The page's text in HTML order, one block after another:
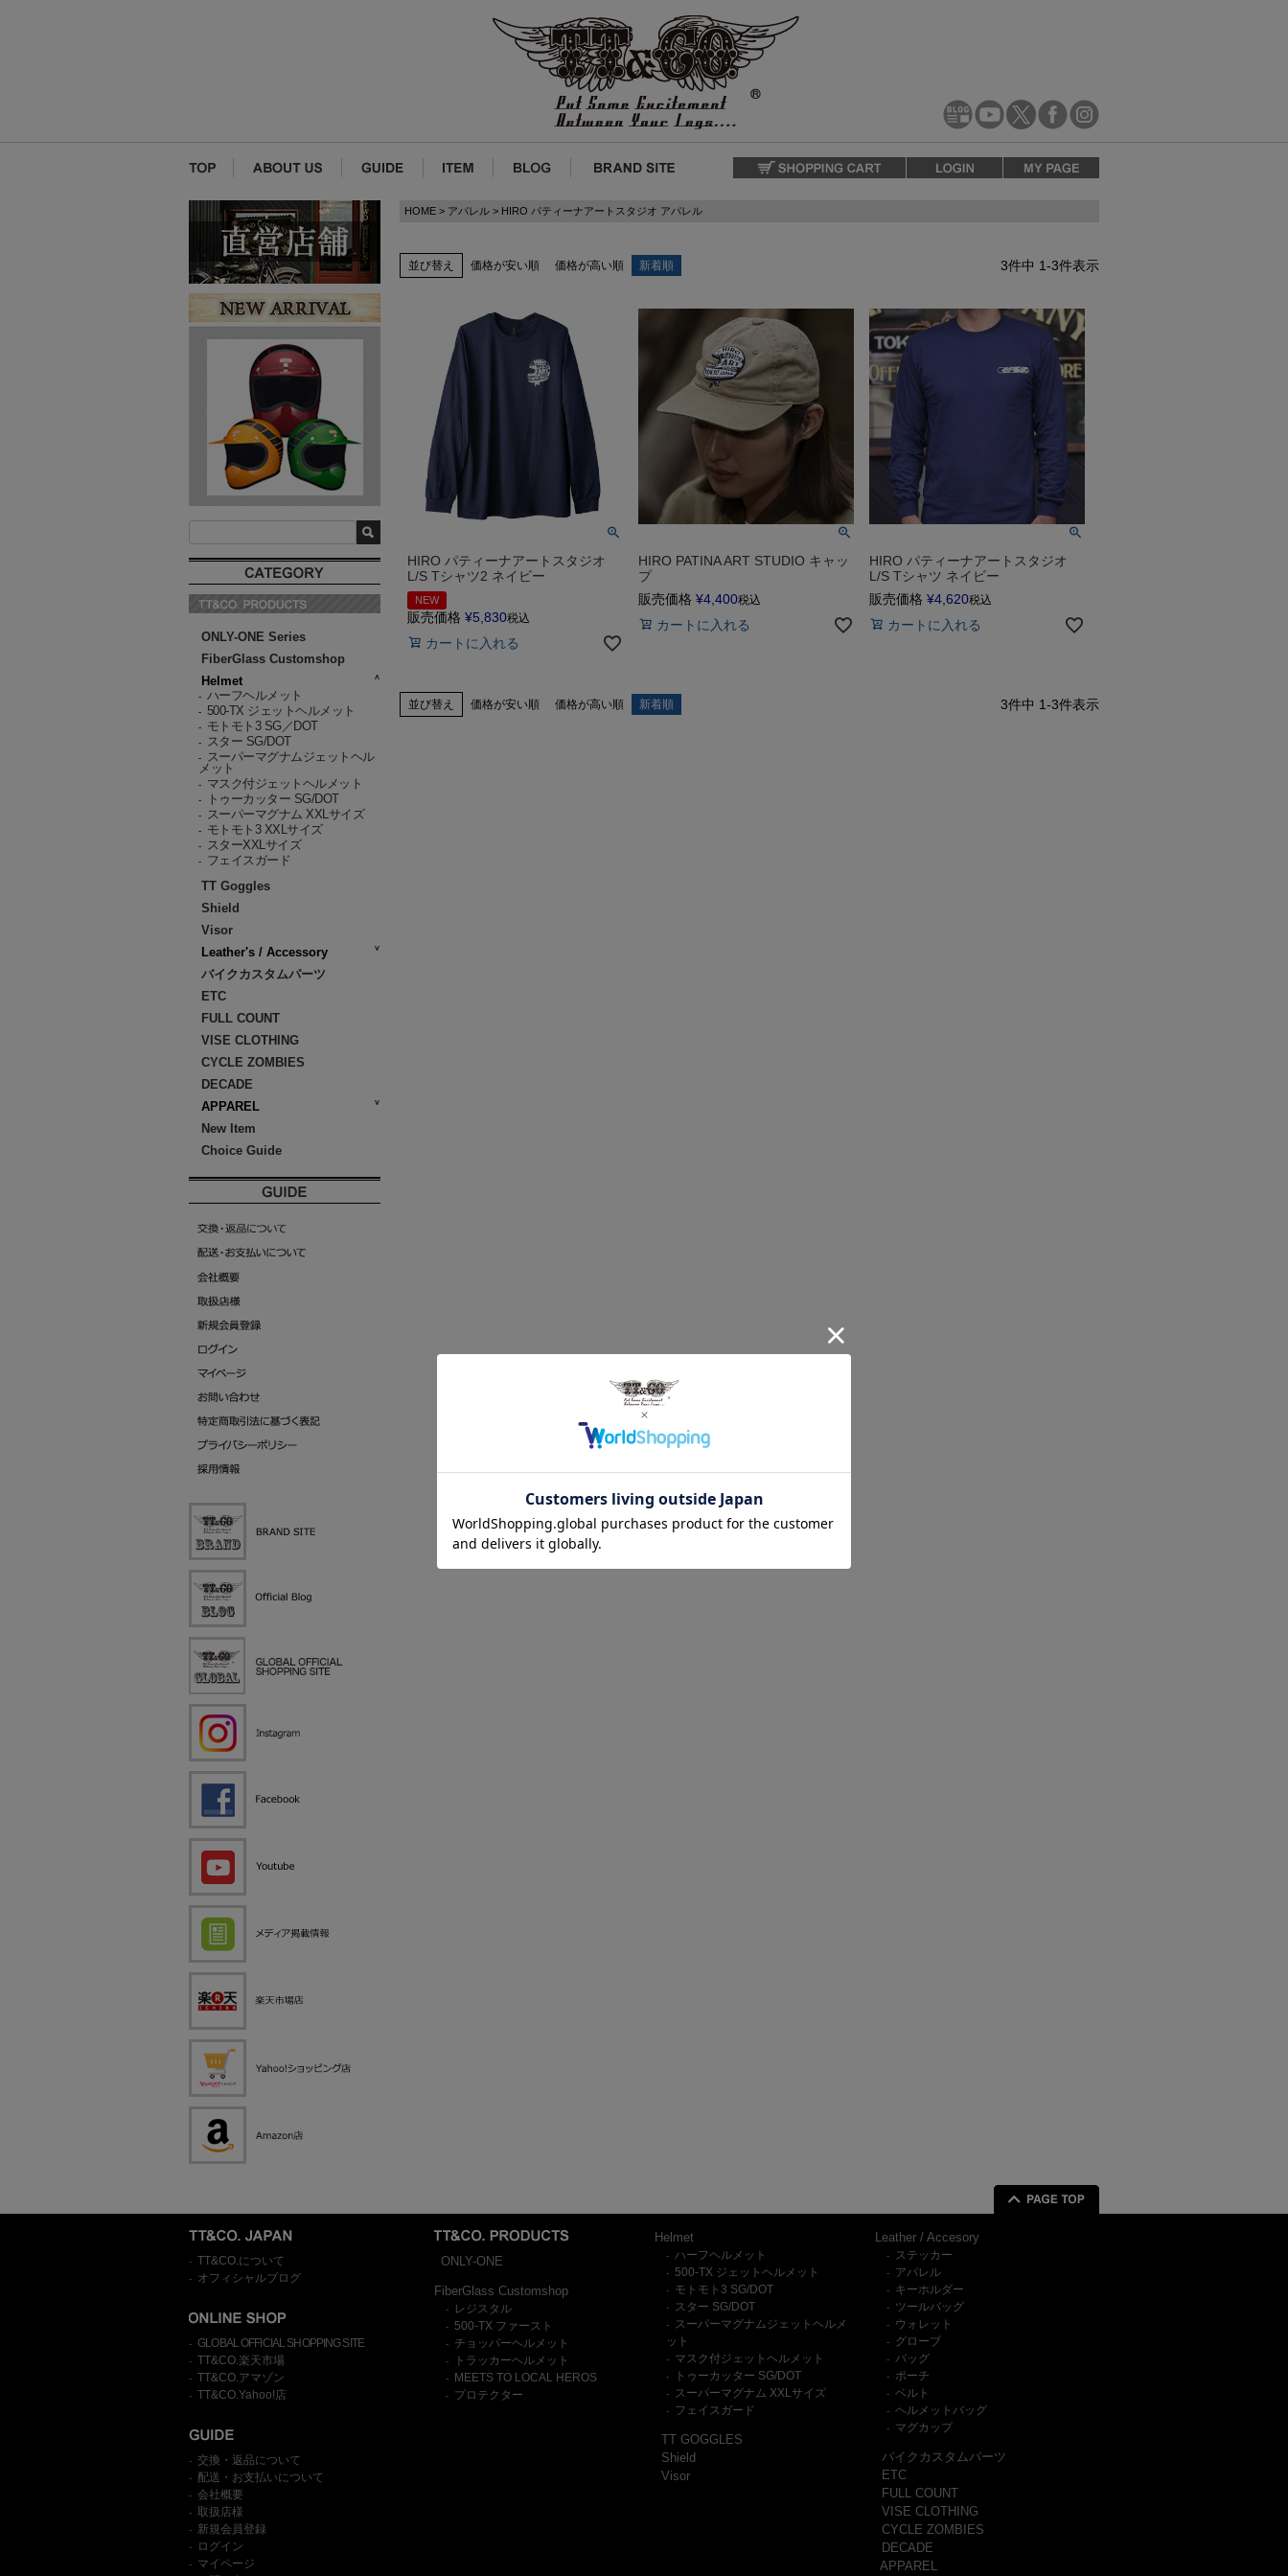
ONLY-ONE Series
FiberGlass Customshop
Helmet
- ハーフヘルメット
- 500-TX ジェットヘルメット
- モトモト3 SG／DOT
- スター SG/DOT
-
スーパーマグナムジェットヘル
メット
- マスク付ジェットヘルメット
- トゥーカッター SG/DOT
- スーパーマグナム XXLサイズ
- モトモト3 XXLサイズ
- スターXXLサイズ
- フェイスガード
TT Goggles
Shield
Visor
Leather's / Accessory
バイクカスタムパーツ
ETC
FULL COUNT
VISE CLOTHING
CYCLE ZOMBIES
DECADE
APPAREL
New Item
Choice Guide
HOME アパレル HIRO パティーナアートスタジオ アパレル
並び替え 価格が安い順 価格が高い順 新着順 3件中 1-3件表示
HIRO パティーナアートスタジオ
L/S Tシャツ2 ネイビー
NEW
販売価格 ¥5,830税込
カートに入れる
HIRO PATINA ART STUDIO キャッ
プ
販売価格 ¥4,400税込
カートに入れる
HIRO パティーナアートスタジオ
L/S Tシャツ ネイビー
販売価格 ¥4,620税込
カートに入れる
並び替え 価格が安い順 価格が高い順 新着順 3件中 1-3件表示
- TT&CO.について
- オフィシャルブログ
- GLOBAL OFFICIAL SHOPPING SITE
- TT&CO.楽天市場
- TT&CO.アマゾン
- TT&CO.Yahoo!店
- 交換・返品について
- 配送・お支払いについて
- 会社概要
- 取扱店様
- 新規会員登録
- ログイン
-
マイページ
ONLY-ONE
FiberGlass Customshop
- レジスタル
- 500-TX ファースト
- チョッパーヘルメット
- トラッカーヘルメット
- MEETS TO LOCAL HEROS
- プロテクター
Helmet
- ハーフヘルメット
- 500-TX ジェットヘルメット
- モトモト3 SG/DOT
- スター SG/DOT
-
スーパーマグナムジェットヘルメ
ット
- マスク付ジェットヘルメット
- トゥーカッター SG/DOT
- スーパーマグナム XXLサイズ
- フェイスガード
TT GOGGLES
Shield
Visor
Leather / Accesory
- ステッカー
- アパレル
- キーホルダー
- ツールバッグ
- ウォレット
- グローブ
- バッグ
- ポーチ
- ベルト
- ヘルメットバッグ
- マグカップ
バイクカスタムパーツ
ETC
FULL COUNT
VISE CLOTHING
CYCLE ZOMBIES
DECADE
APPAREL